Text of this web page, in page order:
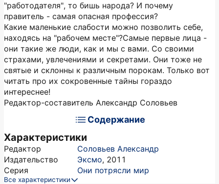
"работодателя", то бишь народа? И почему
правитель - самая опасная профессия?
Какие маленькие слабости можно позволить себе,
находясь на "рабочем месте"?Самые первые лица -
они такие же люди, как и мы с вами. Со своими
страхами, увлечениями и секретами. Они тоже не
святые и склонны к различным порокам. Только вот
читать про их сокровенные тайны гораздо
интереснее!
Редактор-составитель Александр Соловьев
Содержание
Характеристики
Редактор
Соловьев Александр
Издательство
Эксмо, 2011
Серия
Они потрясли мир
Все характеристики